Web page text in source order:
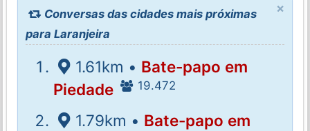
×
Conversas das cidades mais próximas
para Laranjeira
1.61km • Bate-papo em
Piedade
19.472
1.79km • Bate-papo em